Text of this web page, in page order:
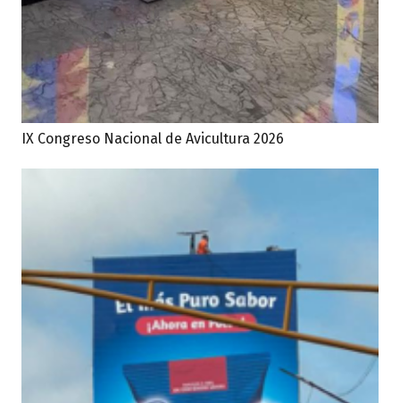
IX Congreso Nacional de Avicultura 2026